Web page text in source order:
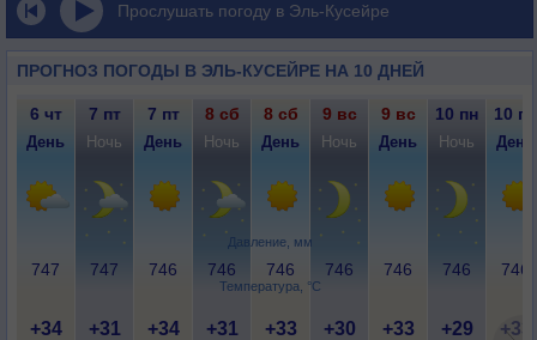
Прослушать погоду в Эль-Кусейре
ПРОГНОЗ ПОГОДЫ В ЭЛЬ-КУСЕЙРЕ НА 10 ДНЕЙ
Давление, мм
Температура, °C
6 чт 7 пт 7 пт 8 сб 8 сб 9 вс 9 вс 10 пн 10 пн
День Ночь День Ночь День Ночь День Ночь День
747 747 746 746 746 746 746 746 746
+34 +31 +34 +31 +33 +30 +33 +29 +33